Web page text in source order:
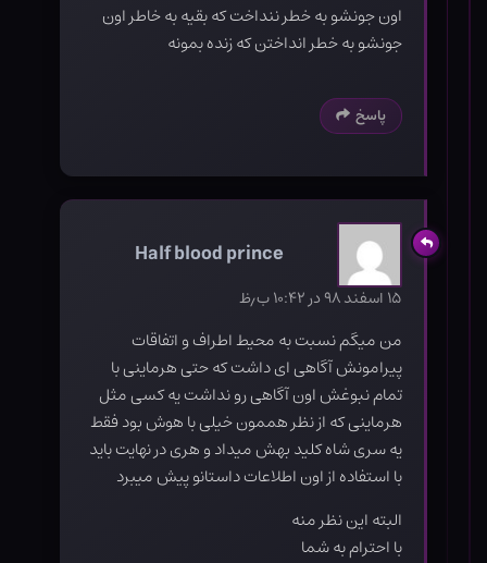
اون جونشو به خطر ننداخت که بقیه به خاطر اون
جونشو به خطر انداختن که زنده بمونه
پاسخ
Half blood prince
۱۵ اسفند ۹۸ در ۱۰:۴۲ ب٫ظ
من میگم نسبت به محیط اطراف و اتفاقات
پیرامونش آگاهی ای داشت که حتی هرماینی با
تمام نبوغش اون آگاهی رو نداشت یه کسی مثل
هرماینی که از نظر هممون خیلی با هوش بود فقط
یه سری شاه کلید بهش میداد و هری در نهایت باید
با استفاده از اون اطلاعات داستانو پیش میبرد
البته این نظر منه
با احترام به شما